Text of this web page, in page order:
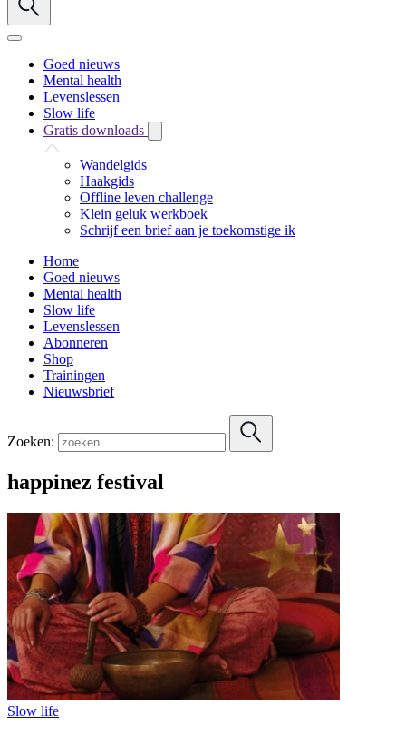
Goed nieuws
Mental health
Levenslessen
Slow life
Gratis downloads
Wandelgids
Haakgids
Offline leven challenge
Klein geluk werkboek
Schrijf een brief aan je toekomstige ik
Home
Goed nieuws
Mental health
Slow life
Levenslessen
Abonneren
Shop
Trainingen
Nieuwsbrief
Zoeken:
happinez festival
Slow life